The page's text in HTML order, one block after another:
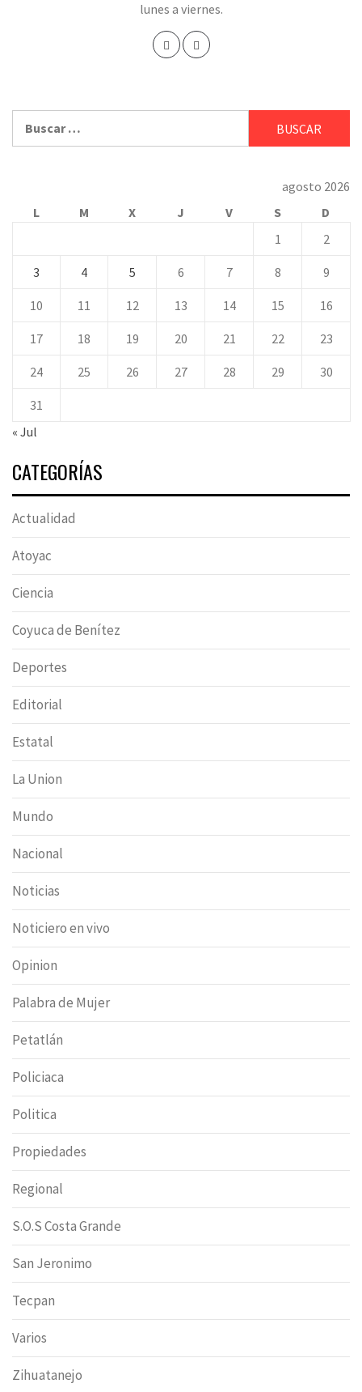
lunes a viernes.
agosto 2026
L
M X J V S
D
1
2
3 4 5 6 7 8 9
10 11 12 13 14 15 16
17 18 19 20 21 22 23
24 25 26 27 28 29 30
31
« Jul
CATEGORÍAS
Actualidad
Atoyac
Ciencia
Coyuca de Benítez
Deportes
Editorial
Estatal
La Union
Mundo
Nacional
Noticias
Noticiero en vivo
Opinion
Palabra de Mujer
Petatlán
Policiaca
Politica
Propiedades
Regional
S.O.S Costa Grande
San Jeronimo
Tecpan
Varios
Zihuatanejo